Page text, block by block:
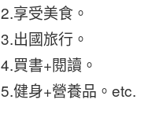
2.享受美食。
3.出國旅行。
4.買書+閱讀。
5.健身+營養品。etc.